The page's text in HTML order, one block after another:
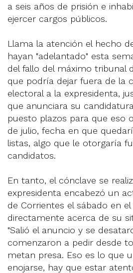
a seis años de prisión e
ejercer cargos públicos.
Llama la atención el hecho
hayan "adelantado" esta
del fallo del máximo tribunal
que podría dejar fuera de la
electoral a la expresidenta,
que anunciara su
puesto plazos para que eso
de julio, fecha en que
listas, algo que le otorgaría
candidatos.
En tanto, el cónclave se
expresidenta encabezó un
de Corrientes el sábado en
directamente acerca de su
"Salió el anuncio y se
comenzaron a pedir desde
metan presa. Eso es lo que
enojarse, hay que estar